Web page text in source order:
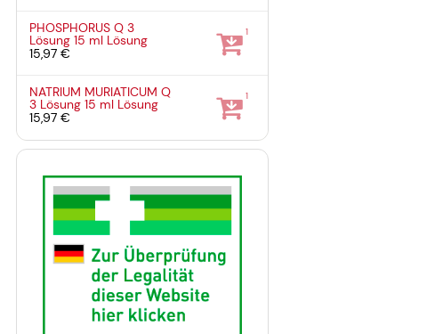
PHOSPHORUS Q 3
Lösung15 ml Lösung
15,97 €
1
NATRIUM MURIATICUM Q
3 Lösung15 ml Lösung
15,97 €
1